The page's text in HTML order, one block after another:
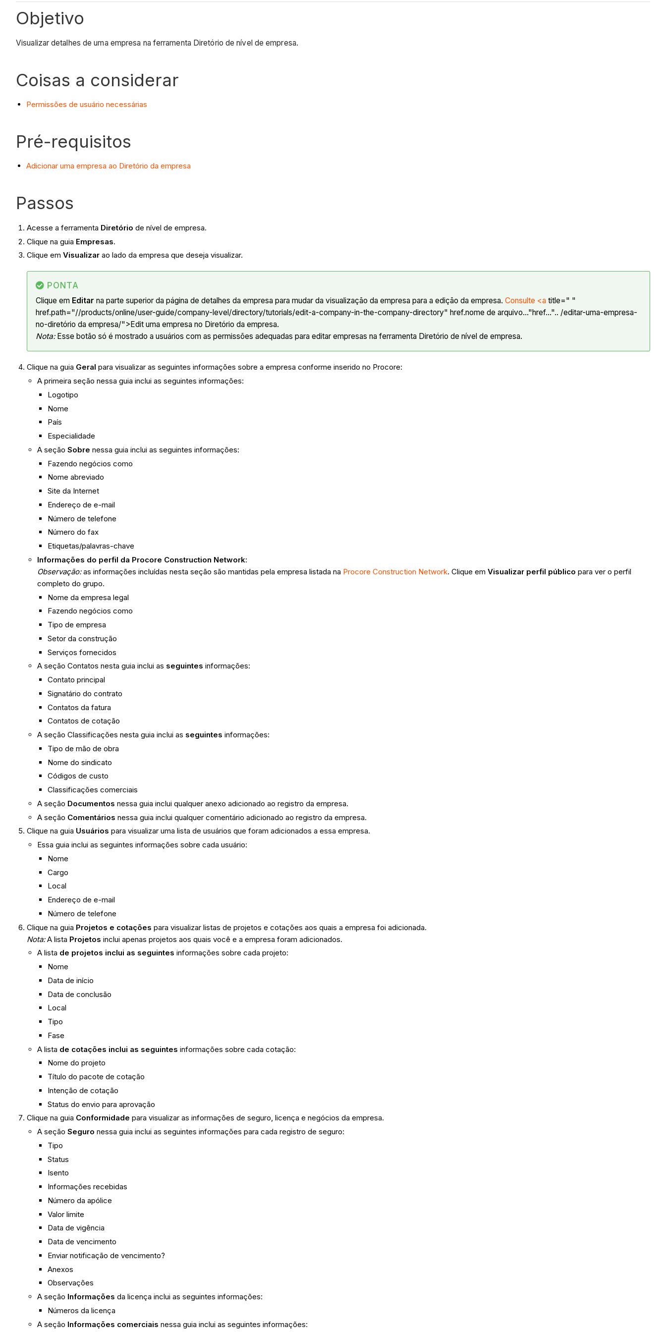
Objetivo
Visualizar detalhes de uma empresa na ferramenta Diretório de nível de empresa.
Coisas a considerar
Permissões de usuário necessárias
Pré-requisitos
Adicionar uma empresa ao Diretório da empresa
Passos
Acesse a ferramenta Diretóriode nível de empresa.
Clique na guia Empresas.
Clique emVisualizarao lado da empresa que deseja visualizar.
PONTA
Clique em Editarna parte superior da página de detalhes da empresa para mudar da visualização da empresa para a edição da empresa.Consulte <a title=" "
href.path="//products/online/user-guide/company-level/directory/tutorials/edit-a-company-in-the-company-directory" href.nome de arquivo..."href...".. /editar-uma-empresa-
no-diretório da empresa/">Edit uma empresa no Diretório da empresa.
Nota: Esse botão só é mostrado a usuários com as permissões adequadas para editar empresas na ferramenta Diretório de nível de empresa.
Clique na guia Geralpara visualizar as seguintes informações sobre a empresa conforme inserido no Procore:
A primeira seção nessa guia inclui as seguintes informações:
Logotipo
Nome
País
Especialidade
A seçãoSobrenessa guia inclui as seguintes informações:
Fazendo negócios como
Nome abreviado
Site da Internet
Endereço de e-mail
Número de telefone
Número do fax
Etiquetas/palavras-chave
Informações do perfil da Procore Construction Network:
Observação:as informações incluídas nesta seção são mantidas pela empresa listada na Procore Construction Network. Clique emVisualizar perfil público para ver o perfil
completo do grupo.
Nome da empresa legal
Fazendo negócios como
Tipo de empresa
Setor da construção
Serviços fornecidos
A seção Contatos nesta guia inclui as seguintes informações:
Contato principal
Signatário do contrato
Contatos da fatura
Contatos de cotação
A seção Classificações nesta guia inclui as seguintesinformações:
Tipo de mão de obra
Nome do sindicato
Códigos de custo
Classificações comerciais
A seção Documentosnessa guia inclui qualquer anexo adicionado ao registro da empresa.
A seção Comentáriosnessa guia inclui qualquer comentário adicionado ao registro da empresa.
Clique na guia Usuáriospara visualizar uma lista de usuários que foram adicionados a essa empresa.
Essa guia inclui as seguintes informações sobre cada usuário:
Nome
Cargo
Local
Endereço de e-mail
Número de telefone
Clique na guia Projetos e cotações para visualizar listas de projetos e cotações aos quais a empresa foi adicionada.
Nota:A lista Projetosinclui apenas projetos aos quais você e a empresa foram adicionados.
A lista de projetos inclui as seguintesinformações sobre cada projeto:
Nome
Data de início
Data de conclusão
Local
Tipo
Fase
A lista de cotações inclui as seguintes informações sobre cada cotação:
Nome do projeto
Título do pacote de cotação
Intenção de cotação
Status do envio para aprovação
Clique na guia Conformidade para visualizar as informações de seguro, licença e negócios da empresa.
A seçãoSeguronessa guia inclui as seguintes informações para cada registro de seguro:
Tipo
Status
Isento
Informações recebidas
Número da apólice
Valor limite
Data de vigência
Data de vencimento
Enviar notificação de vencimento?
Anexos
Observações
A seção Informações da licença inclui as seguintes informações:
Números da licença
A seção Informações comerciais nessa guia inclui as seguintes informações: